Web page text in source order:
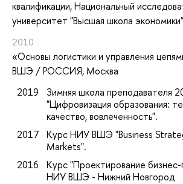
квалификации, Национальный
университет "Высшая школа экономики"
2010
«Основы логистики и управления
ВШЭ / РОССИЯ, Москва
2019
Зимняя школа преподавателя
"Цифровизация образования:
качество, вовлеченность".
2017 Курс НИУ ВШЭ "Business
Markets".
2016
Курс "Проектирование
НИУ ВШЭ - Нижний Новгород